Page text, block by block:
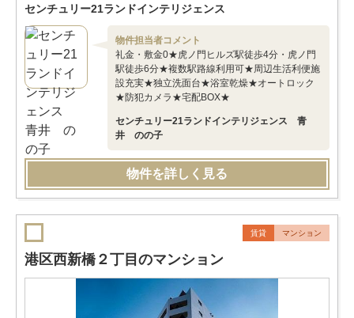
センチュリー21ランドインテリジェンス
物件担当者コメント
礼金・敷金0★虎ノ門ヒルズ駅徒歩4分・虎ノ門
駅徒歩6分★複数駅路線利用可★周辺生活利便施
設充実★独立洗面台★浴室乾燥★オートロック
★防犯カメラ★宅配BOX★
センチュリー21ランドインテリジェンス 青
井 のの子
物件を詳しく見る
賃貸 マンション
港区西新橋２丁目のマンション